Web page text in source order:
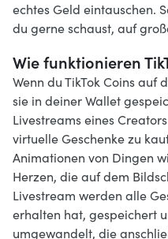
echtes Geld eintauschen.
du gerne schaust, auf
Wie funktionieren
Wenn du TikTok Coins auf
sie in deiner Wallet
Livestreams eines
virtuelle Geschenke zu
Animationen von Dingen
Herzen, die auf dem
Livestream werden alle
erhalten hat, gespeichert
umgewandelt, die